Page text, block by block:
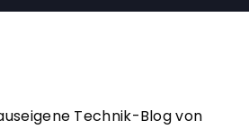
Technik-Blog von